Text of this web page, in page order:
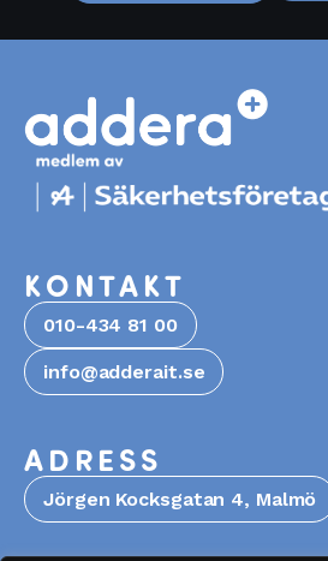
KONTAKT
010-434 81 00
info@adderait.se
ADRESS
Jörgen Kocksgatan 4, Malmö